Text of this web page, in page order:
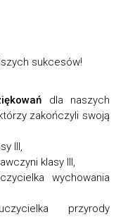
sukcesów!
dla naszych
zakończyli swoją
III,
klasy III,
wychowania
przyrody